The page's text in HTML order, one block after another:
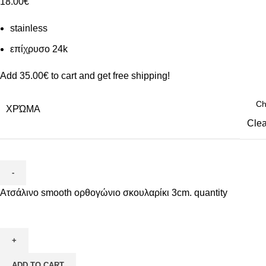
stainless
επίχρυσο 24k
Add 35.00€ to cart and get free shipping!
ΧΡΏΜΑ
Ατσάλινο smooth ορθογώνιο σκουλαρίκι 3cm. quantity